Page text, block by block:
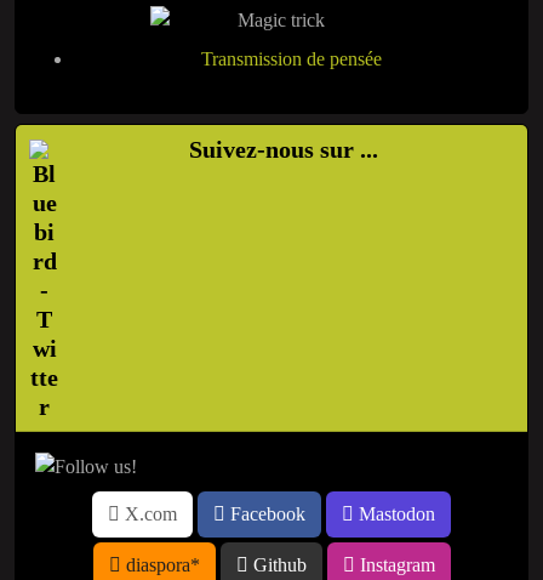
Transmission de pensée
Suivez-nous sur ...
X.com Facebook Mastodon
diaspora* Github Instagram